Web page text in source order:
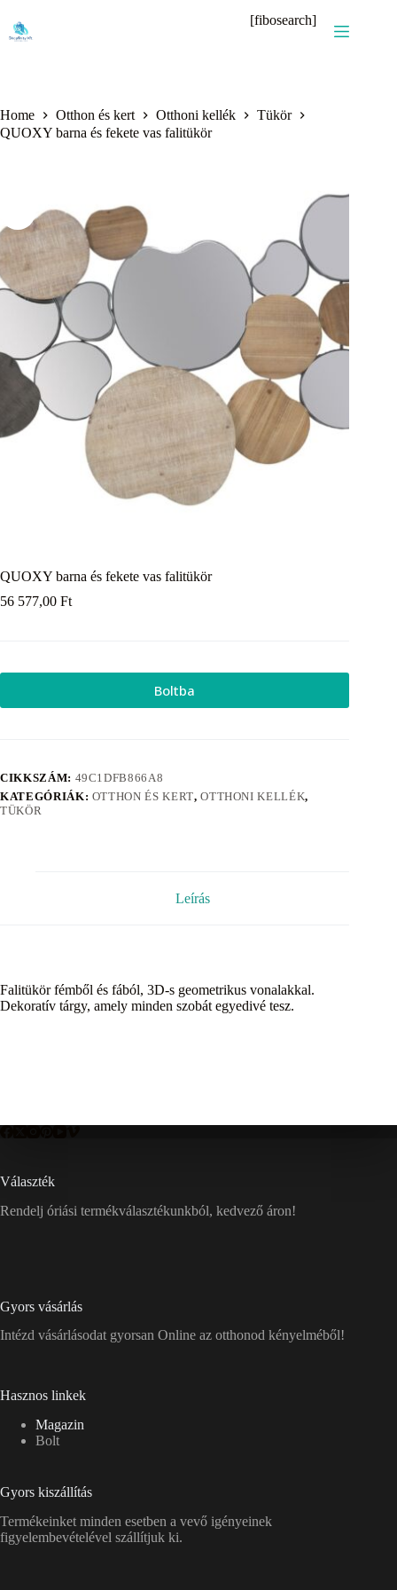
content
[fibosearch]
Home Otthon és kert Otthoni kellék
Tükör
QUOXY barna és fekete vas falitükör
QUOXY barna és fekete vas falitükör
56 577,00 Ft
Boltba
CIKKSZÁM: 49C1DFB866A8
KATEGÓRIÁK: OTTHON ÉS KERT,OTTHONI KELLÉK,
TÜKÖR
Leírás
Falitükör fémből és fából, 3D-s geometrikus vonalakkal.
Dekoratív tárgy, amely minden szobát egyedivé tesz.
Választék
Rendelj óriási termékválasztékunkból, kedvező áron!
Gyors vásárlás
Intézd vásárlásodat gyorsan Online az otthonod kényelméből!
Hasznos linkek
Magazin
Bolt
Gyors kiszállítás
Termékeinket minden esetben a vevő igényeinek
figyelembevételével szállítjuk ki.